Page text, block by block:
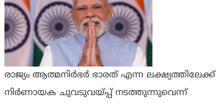
രാജ്യം ആത്മനിർഭർ ഭാരത് എന്ന ലക്ഷ്യത്തിലേക്ക്
നിർണായക ചുവടുവയ്പ്പ് നടത്തുന്നുവെന്ന്